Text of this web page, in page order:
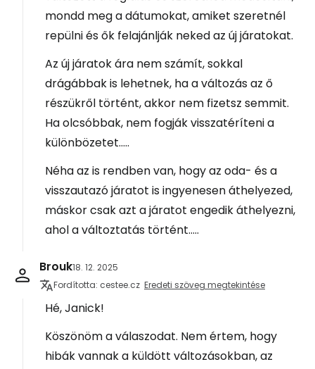
mondd meg a dátumokat, amiket szeretnél
repülni és ők felajánlják neked az új járatokat.
Az új járatok ára nem számít, sokkal
drágábbak is lehetnek, ha a változás az ő
részükről történt, akkor nem fizetsz semmit.
Ha olcsóbbak, nem fogják visszatéríteni a
különbözetet.....
Néha az is rendben van, hogy az oda- és a
visszautazó járatot is ingyenesen áthelyezed,
máskor csak azt a járatot engedik áthelyezni,
ahol a változtatás történt.....
Brouk18. 12. 2025
Fordította: cestee.cz Eredeti szöveg megtekintése
Hé, Janick!
Köszönöm a válaszodat. Nem értem, hogy
hibák vannak a küldött változásokban, az